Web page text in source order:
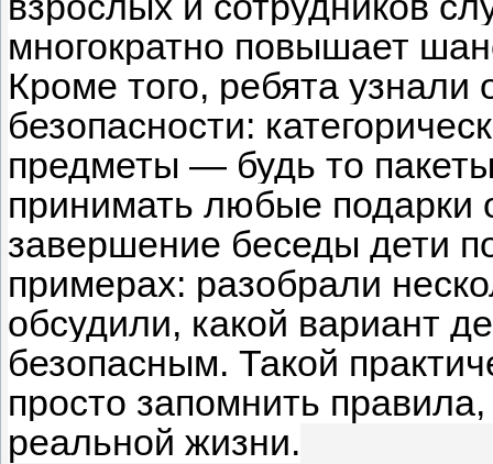
многократно повышает
Кроме того, ребята
безопасности:
предметы — будь то
принимать любые подарки
завершение беседы дети
примерах: разобрали
обсудили, какой вариант
безопасным. Такой
просто запомнить
реальной жизни.